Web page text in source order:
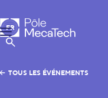
Pôle MecaTech
Menu
Afficher la Recherche
FR
EN
TOUS LES ÉVÉNEMENTS